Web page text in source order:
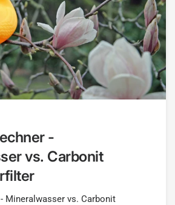
-
vs. Carbonit
Mineralwasser vs. Carbonit